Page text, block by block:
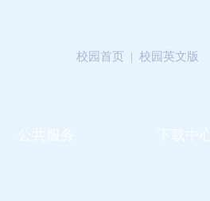
校园首页 | 校园英文版
公共服务 下载中